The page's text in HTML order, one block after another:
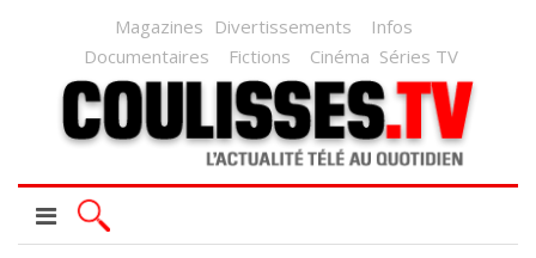
Magazines Divertissements
Infos
Documentaires
Fictions Cinéma Séries TV